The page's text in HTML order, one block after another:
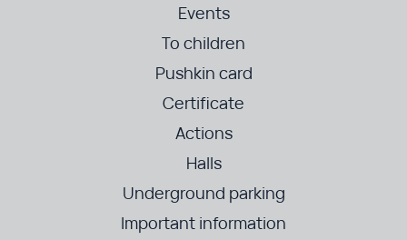
Events
To children
Pushkin card
Certificate
Actions
Halls
Underground parking
Important information